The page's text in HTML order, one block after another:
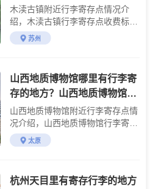
费？
木渎古镇附近行李寄存点情况介
绍，木渎古镇行李寄存点收费标准
介绍
苏州
山西地质博物馆哪里有行李寄
存的地方？山西地质博物馆行
李寄存怎么收费？
山西地质博物馆附近行李寄存点情
况介绍，山西地质博物馆行李寄存
点收费标准介绍
太原
杭州天目里有寄存行李的地方